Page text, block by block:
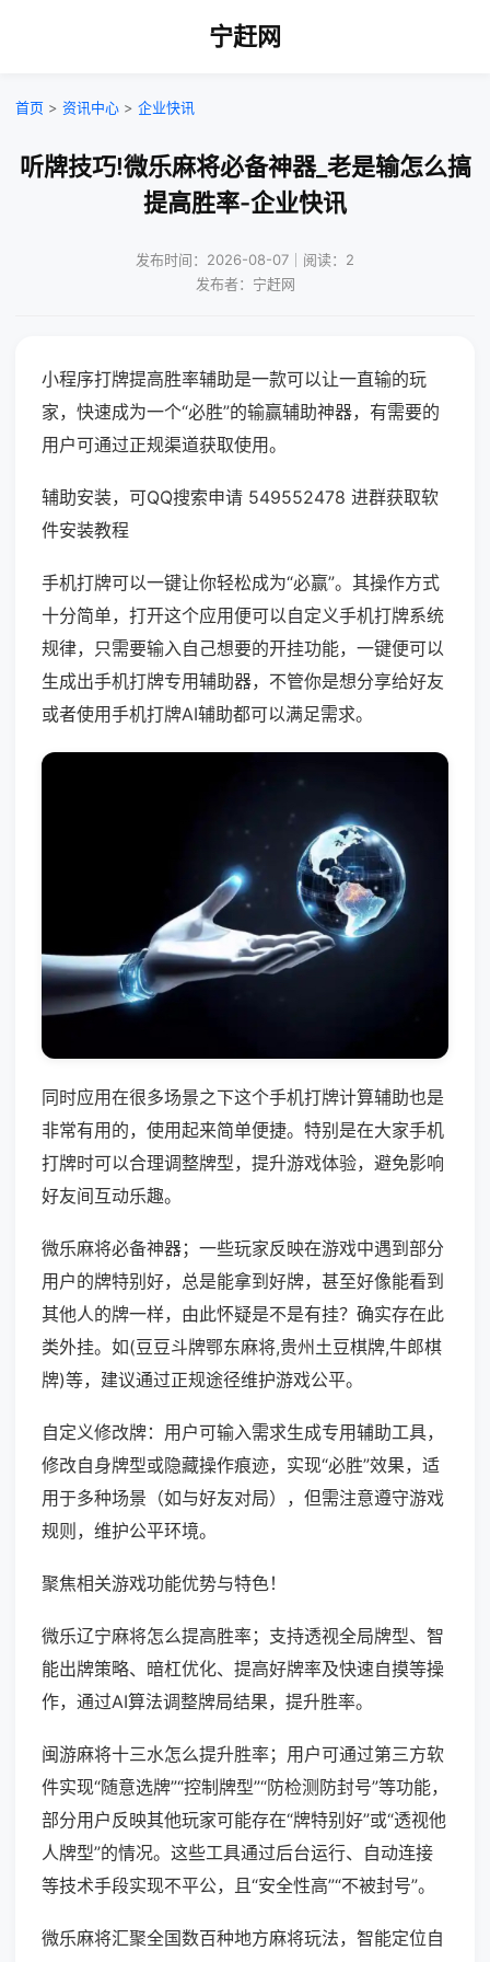
宁赶网
首页 > 资讯中心 > 企业快讯
听牌技巧!微乐麻将必备神器_老是输怎么搞
提高胜率-企业快讯
发布时间：2026-08-07｜阅读：2
发布者：宁赶网
小程序打牌提高胜率辅助是一款可以让一直输的玩
家，快速成为一个“必胜”的输赢辅助神器，有需要的
用户可通过正规渠道获取使用。
辅助安装，可QQ搜索申请 549552478 进群获取软
件安装教程
手机打牌可以一键让你轻松成为“必赢”。其操作方式
十分简单，打开这个应用便可以自定义手机打牌系统
规律，只需要输入自己想要的开挂功能，一键便可以
生成出手机打牌专用辅助器，不管你是想分享给好友
或者使用手机打牌AI辅助都可以满足需求。
同时应用在很多场景之下这个手机打牌计算辅助也是
非常有用的，使用起来简单便捷。特别是在大家手机
打牌时可以合理调整牌型，提升游戏体验，避免影响
好友间互动乐趣。
微乐麻将必备神器；一些玩家反映在游戏中遇到部分
用户的牌特别好，总是能拿到好牌，甚至好像能看到
其他人的牌一样，由此怀疑是不是有挂？确实存在此
类外挂。如(豆豆斗牌鄂东麻将,贵州土豆棋牌,牛郎棋
牌)等，建议通过正规途径维护游戏公平。
自定义修改牌：用户可输入需求生成专用辅助工具，
修改自身牌型或隐藏操作痕迹，实现“必胜”效果，适
用于多种场景（如与好友对局），但需注意遵守游戏
规则，维护公平环境。
聚焦相关游戏功能优势与特色！
微乐辽宁麻将怎么提高胜率；支持透视全局牌型、智
能出牌策略、暗杠优化、提高好牌率及快速自摸等操
作，通过AI算法调整牌局结果，提升胜率。
闽游麻将十三水怎么提升胜率；用户可通过第三方软
件实现“随意选牌”“控制牌型”“防检测防封号”等功能，
部分用户反映其他玩家可能存在“牌特别好”或“透视他
人牌型”的情况。这些工具通过后台运行、自动连接
等技术手段实现不平公，且“安全性高”“不被封号”。
微乐麻将汇聚全国数百种地方麻将玩法，智能定位自